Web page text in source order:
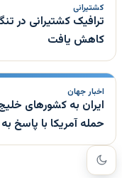
کشتیرانی
ترافیک کشتیرانی در
کاهش یافت
اخبار جهان
ایران به کشورهای
حمله آمریکا با پاسخ